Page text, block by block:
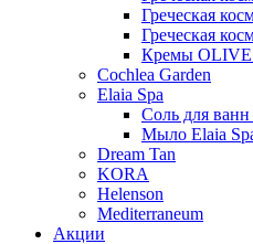
Греческая
Греческая
Кремы OLIVE
Cochlea Garden
Elaia Spa
Соль для ванн
Мыло Elaia
Dream Tan
KORA
Helenson
Mediterraneum
Акции